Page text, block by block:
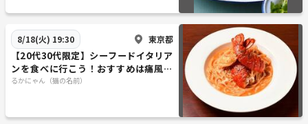
8/18(火) 19:30 東京都
【20代30代限定】シーフードイタリア
ンを食べに行こう！おすすめは痛風ペ
スカトーレです🌺🌺
るかにゃん（猫の名前）